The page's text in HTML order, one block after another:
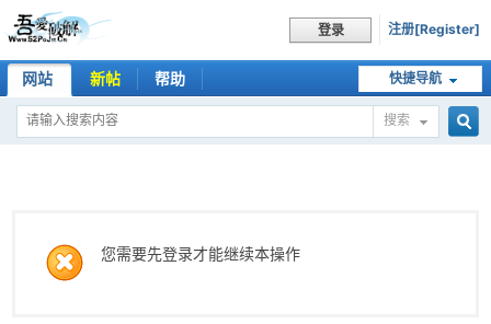
登录 注册[Register]
快捷导航
网站 新帖 帮助
搜索
您需要先登录才能继续本操作